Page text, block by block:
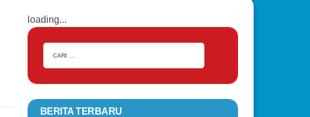
loading...
BERITA TERBARU